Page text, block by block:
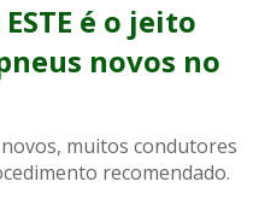
é o jeito
novos no
muitos condutores
recomendado.